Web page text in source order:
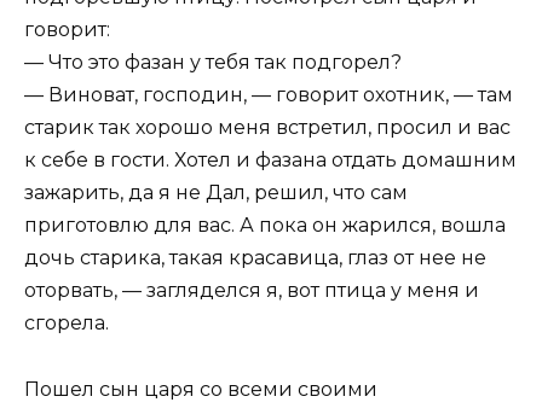
говорит:
— Что это фазан у тебя так подгорел?
— Виноват, господин, — говорит охотник, — там
старик так хорошо меня встретил, просил и вас
к себе в гости. Хотел и фазана отдать домашним
зажарить, да я не Дал, решил, что сам
приготовлю для вас. А пока он жарился, вошла
дочь старика, такая красавица, глаз от нее не
оторвать, — загляделся я, вот птица у меня и
сгорела.
Пошел сын царя со всеми своими